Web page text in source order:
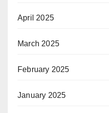
April 2025
March 2025
February 2025
January 2025